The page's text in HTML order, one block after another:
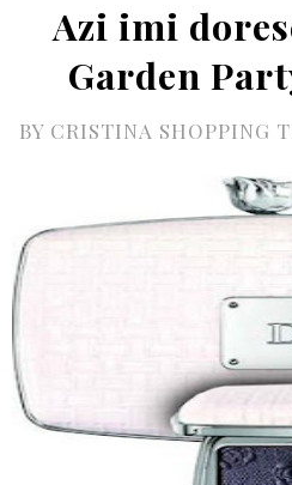
Azi imi
Garden
BY CRISTINA SHOPPING